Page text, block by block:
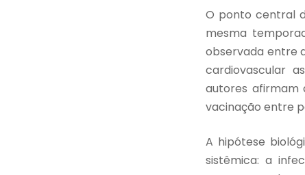
O ponto central
mesma
observada entre
cardiovascular
autores afirmam
vacinação entre
A hipótese
sistêmica: a